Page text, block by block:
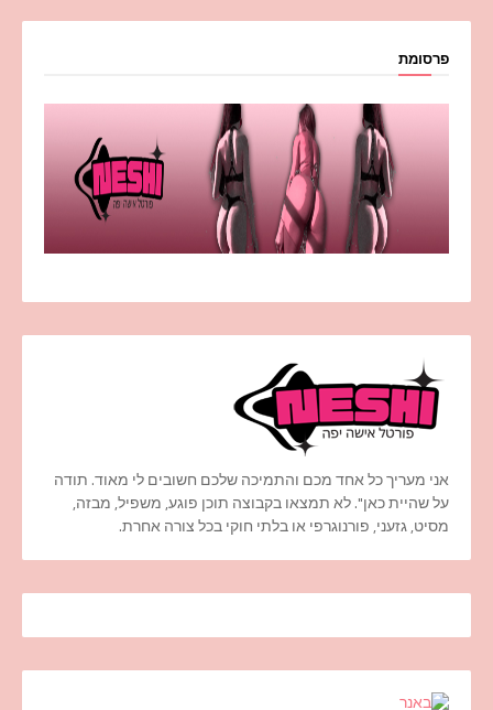
פרסומת
אני מעריך כל אחד מכם והתמיכה שלכם חשובים לי מאוד. תודה
על שהיית כאן". לא תמצאו בקבוצה תוכן פוגע, משפיל, מבזה,
מסיט, גזעני, פורנוגרפי או בלתי חוקי בכל צורה אחרת.